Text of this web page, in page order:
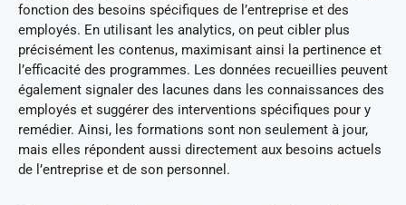
fonction des besoins spécifiques de l’entreprise et des
employés. En utilisant les analytics, on peut cibler plus
précisément les contenus, maximisant ainsi la pertinence et
l’efficacité des programmes. Les données recueillies peuvent
également signaler des lacunes dans les connaissances des
employés et suggérer des interventions spécifiques pour y
remédier. Ainsi, les formations sont non seulement à jour,
mais elles répondent aussi directement aux besoins actuels
de l’entreprise et de son personnel.